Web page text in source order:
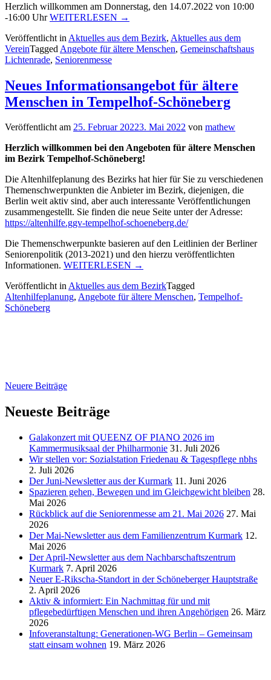
Herzlich willkommen am Donnerstag, den 14.07.2022 von 10:00
-16:00 UhrWEITERLESEN „13.
im
Gemeinschaftshaus
14.
Juli
2022“
→
Veröffentlicht in Aktuelles aus dem Bezirk, Aktuelles aus dem
VereinTagged Angebote für ältere Menschen, Gemeinschaftshaus
Lichtenrade, Seniorenmesse
Neues Informationsangebot für ältere
Menschen in Tempelhof-Schöneberg
Veröffentlicht am 25. Februar 20223. Mai 2022 von mathew
Herzlich willkommen bei den Angeboten für ältere Menschen
im Bezirk Tempelhof-Schöneberg!
Die Altenhilfeplanung des Bezirks hat hier für Sie zu verschiedenen
Themenschwerpunkten die Anbieter im Bezirk, diejenigen, die
Berlin weit aktiv sind, aber auch interessante Veröffentlichungen
zusammengestellt. Sie finden die neue Seite unter der Adresse:
https://altenhilfe.ggv-tempelhof-schoeneberg.de/
Die Themenschwerpunkte basieren auf den Leitlinien der Berliner
Seniorenpolitik (2013-2021) und den hierzu veröffentlichten
Informationen. WEITERLESEN „Neues
für
ältere
→
Veröffentlicht inAktuelles aus dem BezirkTagged
Altenhilfeplanung, Angebote für ältere Menschen, Tempelhof-
Schöneberg
Beitragsnavigation
Neuere Beiträge
Neueste Beiträge
Galakonzert mit QUEENZ OF PIANO 2026 im
Kammermusiksaal der Philharmonie 31. Juli 2026
Wir stellen vor: Sozialstation Friedenau & Tagespflege nbhs
2. Juli 2026
Der Juni-Newsletter aus der Kurmark 11. Juni 2026
Spazieren gehen, Bewegen und im Gleichgewicht bleiben 28.
Mai 2026
Rückblick auf die Seniorenmesse am 21. Mai 2026 27. Mai
2026
Der Mai-Newsletter aus dem Familienzentrum Kurmark 12.
Mai 2026
Der April-Newsletter aus dem Nachbarschaftszentrum
Kurmark 7. April 2026
Neuer E-Rikscha-Standort in der Schöneberger Hauptstraße
2. April 2026
Aktiv & informiert: Ein Nachmittag für und mit
pflegebedürftigen Menschen und ihren Angehörigen 26. März
2026
Infoveranstaltung: Generationen-WG Berlin – Gemeinsam
statt einsam wohnen 19. März 2026